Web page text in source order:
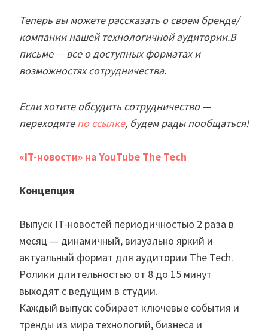
Теперь вы можете рассказать о своем бренде/
компании нашей технологичной аудитории.В
письме — все о доступных форматах и
возможностях сотрудничества.
Если хотите обсудить сотрудничество —
переходитепо ссылке, будем рады пообщаться!
«IT-новости» на YouTube The Tech
Концепция
Выпуск IT-новостей периодичностью 2 раза в
месяц — динамичный, визуально яркий и
актуальный формат для аудитории The Tech.
Ролики длительностью от 8 до 15 минут
выходят с ведущим в студии.
Каждый выпуск собирает ключевые события и
тренды из мира технологий, бизнеса и